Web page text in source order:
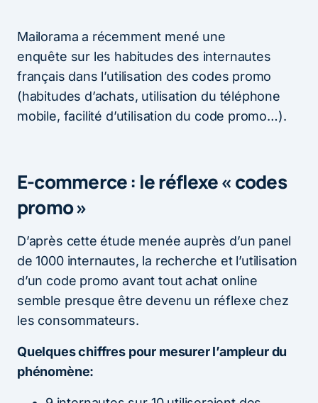
Mailorama a récemment mené une
enquête sur les habitudes des internautes
français dans l’utilisation des codes promo
(habitudes d’achats, utilisation du téléphone
mobile, facilité d’utilisation du code promo…).
E-commerce : le réflexe « codes
promo »
D’après cette étude menée auprès d’un panel
de 1000 internautes, la recherche et l’utilisation
d’un code promo avant tout achat online
semble presque être devenu un réflexe chez
les consommateurs.
Quelques chiffres pour mesurer l’ampleur du
phénomène: